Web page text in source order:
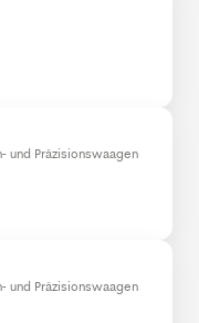
und Präzisionswaagen
und Präzisionswaagen